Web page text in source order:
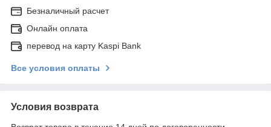
Безналичный расчет
Онлайн оплата
перевод на карту Kaspi Bank
Все условия оплаты
Условия возврата